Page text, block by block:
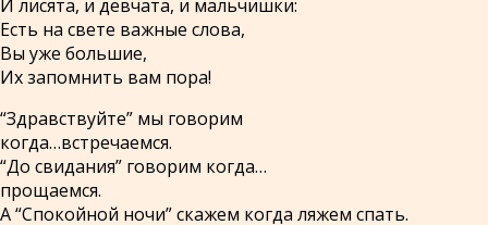
И лисята, и девчата, и мальчишки:
Есть на свете важные слова,
Вы уже большие,
Их запомнить вам пора!
“Здравствуйте” мы говорим
когда…встречаемся.
“До свидания” говорим когда…
прощаемся.
А “Спокойной ночи” скажем когда ляжем спать.